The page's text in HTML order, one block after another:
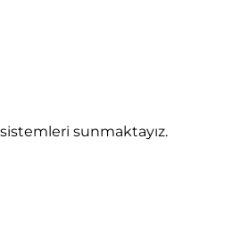
sunmaktayız.